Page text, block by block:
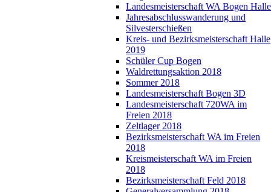
Landesmeisterschaft WA Bogen Halle
Jahresabschlusswanderung und
Silvesterschießen
Kreis- und Bezirksmeisterschaft Halle
2019
Schüler Cup Bogen
Waldrettungsaktion 2018
Sommer 2018
Landesmeisterschaft Bogen 3D
Landesmeisterschaft 720WA im
Freien 2018
Zeltlager 2018
Bezirksmeisterschaft WA im Freien
2018
Kreismeisterschaft WA im Freien
2018
Bezirksmeisterschaft Feld 2018